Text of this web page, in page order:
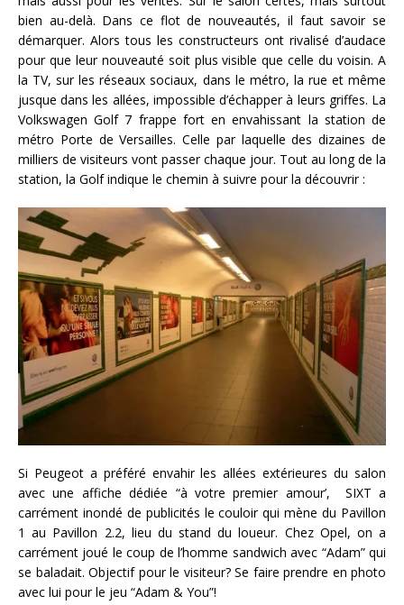
bien au-delà. Dans ce flot de nouveautés, il faut savoir se
démarquer. Alors tous les constructeurs ont rivalisé d’audace
pour que leur nouveauté soit plus visible que celle du voisin. A
la TV, sur les réseaux sociaux, dans le métro, la rue et même
jusque dans les allées, impossible d’échapper à leurs griffes. La
Volkswagen Golf 7 frappe fort en envahissant la station de
métro Porte de Versailles. Celle par laquelle des dizaines de
milliers de visiteurs vont passer chaque jour. Tout au long de la
station, la Golf indique le chemin à suivre pour la découvrir :
Si Peugeot a préféré envahir les allées extérieures du salon
avec une affiche dédiée “à votre premier amour’, SIXT a
carrément inondé de publicités le couloir qui mène du Pavillon
1 au Pavillon 2.2, lieu du stand du loueur. Chez Opel, on a
carrément joué le coup de l’homme sandwich avec “Adam” qui
se baladait. Objectif pour le visiteur? Se faire prendre en photo
avec lui pour le jeu “Adam & You”!